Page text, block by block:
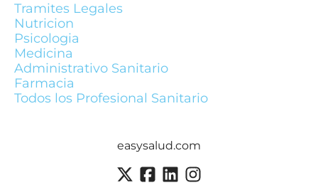
Tramites Legales
Nutricion
Psicologia
Medicina
Administrativo Sanitario
Farmacia
Todos los Profesional Sanitario
easysalud.com